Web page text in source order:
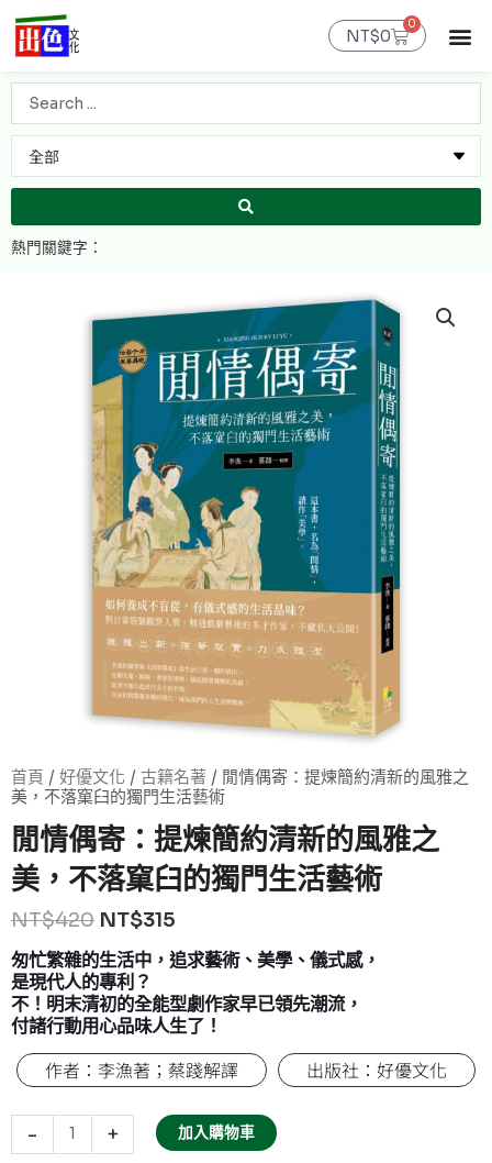
要
容
NT$0
0
購
物
Search
首頁 / 好優文化 / 古籍名著 / 閒情偶寄：提煉簡約清新的風雅之
美，不落窠臼的獨門生活藝術
閒情偶寄：提煉簡約清新的風雅之
美，不落窠臼的獨門生活藝術
NT$420 NT$315
匆忙繁雜的生活中，追求藝術、美學、儀式感，
是現代人的專利？
不！明末清初的全能型劇作家早已領先潮流，
付諸行動用心品味人生了！
作者：李漁著；蔡踐解譯 出版社：好優文化
-
偶
+ 加入購物車